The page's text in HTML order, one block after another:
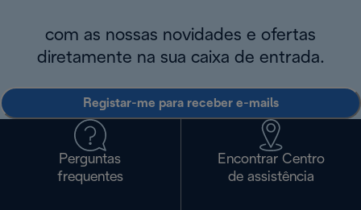
com as nossas novidades e ofertas
diretamente na sua caixa de entrada.
Registar-me para receber e-mails
Perguntas
frequentes
Encontrar Centro
de assistência